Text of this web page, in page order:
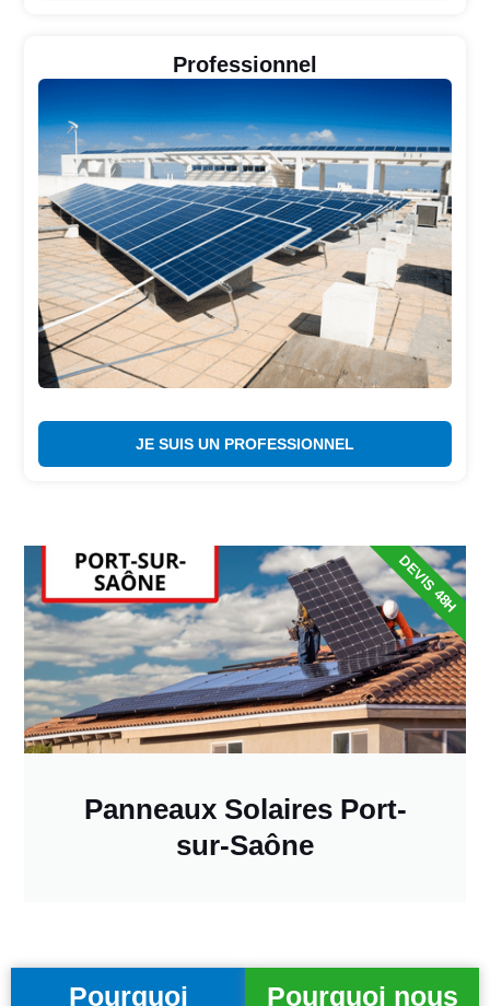
Professionnel
JE SUIS UN PROFESSIONNEL
Panneaux Solaires Port-
sur-Saône
DEVIS 48H
Pourquoi Pourquoi nous